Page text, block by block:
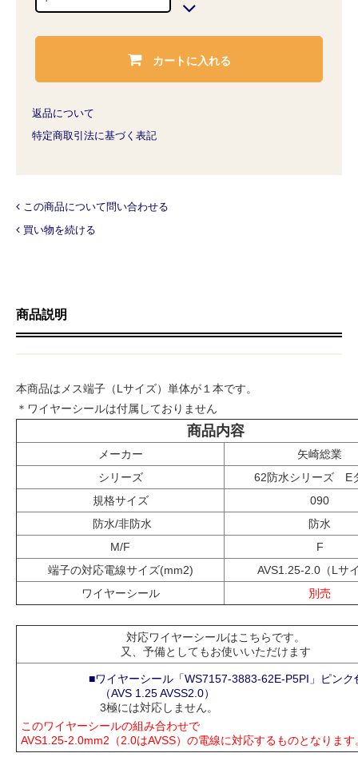
カートに入れる
返品について
特定商取引法に基づく表記
この商品について問い合わせる
買い物を続ける
商品説明
本商品はメス端子（Lサイズ）単体が１本です。
＊ワイヤーシールは付属しておりません
商品内容
メーカー
矢崎総業
シリーズ
62防水シリーズ E
規格サイズ
090
防水/非防水
防水
M/F
F
端子の対応電線サイズ(mm2)
AVS1.25-2.0（Lサ
ワイヤーシール
別売
対応ワイヤーシールはこちらです。
又、予備としてもお使いいただけます
■ワイヤーシール「WS7157-3883-62E-P5PI」ピンク
（AVS 1.25 AVSS2.0）
3極には対応しません。
このワイヤーシールの組み合わせで
AVS1.25-2.0mm2（2.0はAVSS）の電線に対応するものとなります